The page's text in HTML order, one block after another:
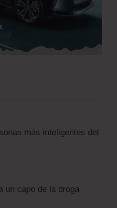
más inteligentes del
un capo de la droga